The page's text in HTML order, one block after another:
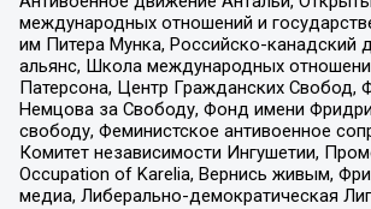
международных отношений и
им Питера Мунка, Российско-канадский
альянс, Школа международных
Патерсона, Центр Гражданских Свобод,
Немцова за Свободу, Фонд имени
свободу, Феминистское антивоенное
Комитет независимости Ингушетии,
Occupation of Karelia, Вернись живым,
медиа, Либерально-демократическая